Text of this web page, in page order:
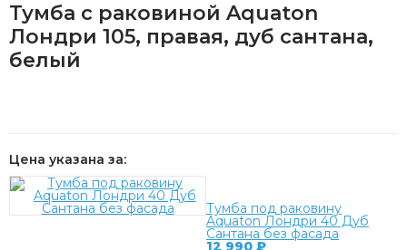
Тумба с раковиной Aquaton
Лондри 105, правая, дуб сантана,
белый
Цена указана за:
Тумба под раковину
Aquaton Лондри 40 Дуб
Сантана без фасада
12 990 ₽